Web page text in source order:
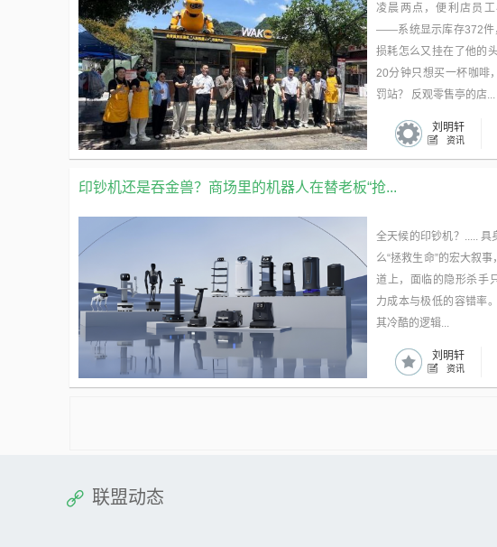
凌晨两点，便利店员
——系统显示库存372件
损耗怎么又挂在了他的
20分钟只想买一杯咖啡
罚站？ 反观零售亭的店...
刘明轩
资讯
印钞机还是吞金兽？商场里的机器人在替老板“抢...
全天候的印钞机？..... 具
么“拯救生命”的宏大叙
道上，面临的隐形杀手
力成本与极低的容错率
其冷酷的逻辑...
刘明轩
资讯
联盟动态